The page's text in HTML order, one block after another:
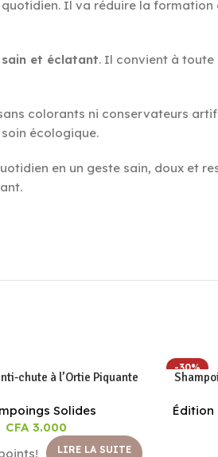
Il va réduire la formation
et éclatant. Il convient à
colorants ni conservateurs
écologique.
en un geste sain, doux et
chute à l’Ortie Piquante
Solides
CFA3.000
LIRE LA SUITE
-30%
Édition